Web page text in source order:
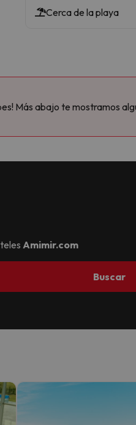
Cerca de la playa
Más abajo te mostramos
Amimir.com
Buscar